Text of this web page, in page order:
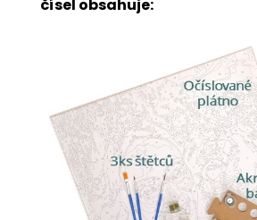
čísel obsahuje: